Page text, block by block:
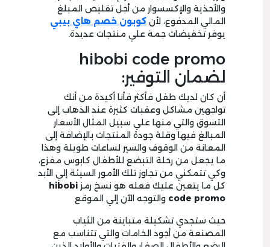
والأحذية والإكسسوار من أجل تقليص المبلغ
المالي المدفوع، لأن كوبون خصم هاي بيبي
يوفر تخفيضات جمة علي منتجات عديدة.
hibobi code promo
لضمان التوفير:
أن كان لديك طفل فأكثر فأنا أكيدة من أنك
تواجهين مشاكل وعقبات كثيرة عند الذهاب إلى
التسوق والتي منها علي سبيل المثال الأسعار
المبالغ فيها وقلة جودة المنتجات بالإضافة إلى
المعانة من الوقوف والسير لساعات طويلة وهذا
ما يجعل من رحلة التبضع للأطفال كابوس مفزع،
وكي تتمكني من تجاوز تلك الأمور السيئة إلي الأبد
كل ما يتعين عليك فعله هو نسخ رمز hibobi
code promo والتوجه الآن إلي الموقع
حيث ستجدي تشكيلة متباينة من الثياب
المصنعة من أجود الخامات والتي تتناسب مع